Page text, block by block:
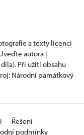
a texty licenci
autora |
Při užití obsahu
Národní památkový
Řešení
podmínky